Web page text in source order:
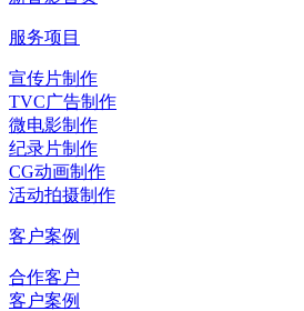
服务项目
宣传片制作
TVC广告制作
微电影制作
纪录片制作
CG动画制作
活动拍摄制作
客户案例
合作客户
客户案例